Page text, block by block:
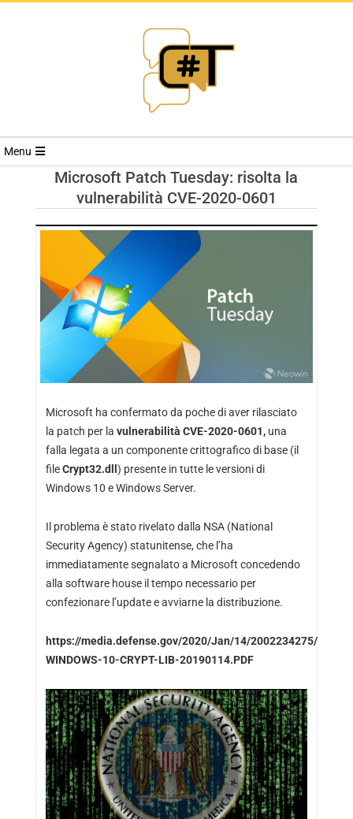
RIVISTA
TRENDS
Menu
Microsoft Patch Tuesday: risolta la
vulnerabilità CVE-2020-0601
Microsoft ha confermato da poche di aver rilasciato
la patch per la vulnerabilità CVE-2020-0601, una
falla legata a un componente crittografico di base (il
fileCrypt32.dll ) presente in tutte le versioni di
Windows 10 e Windows Server.
Il problema è stato rivelato dalla NSA (National
Security Agency) statunitense, che l’ha
immediatamente segnalato a Microsoft concedendo
alla software house il tempo necessario per
confezionare l’update e avviarne la distribuzione.
https://media.defense.gov/2020/Jan/14/2002234275/-1/-1/
WINDOWS-10-CRYPT-LIB-20190114.PDF